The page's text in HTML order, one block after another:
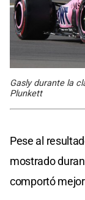
Gasly durante la
Plunkett
Pese al
mostrado
comportó